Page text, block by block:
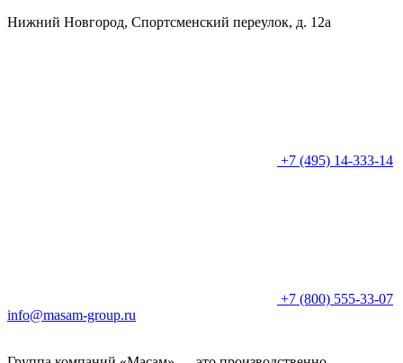
Нижний Новгород, Спортсменский переулок, д. 12а
+7 (495) 14-333-14
+7 (800) 555-33-07
info@masam-group.ru